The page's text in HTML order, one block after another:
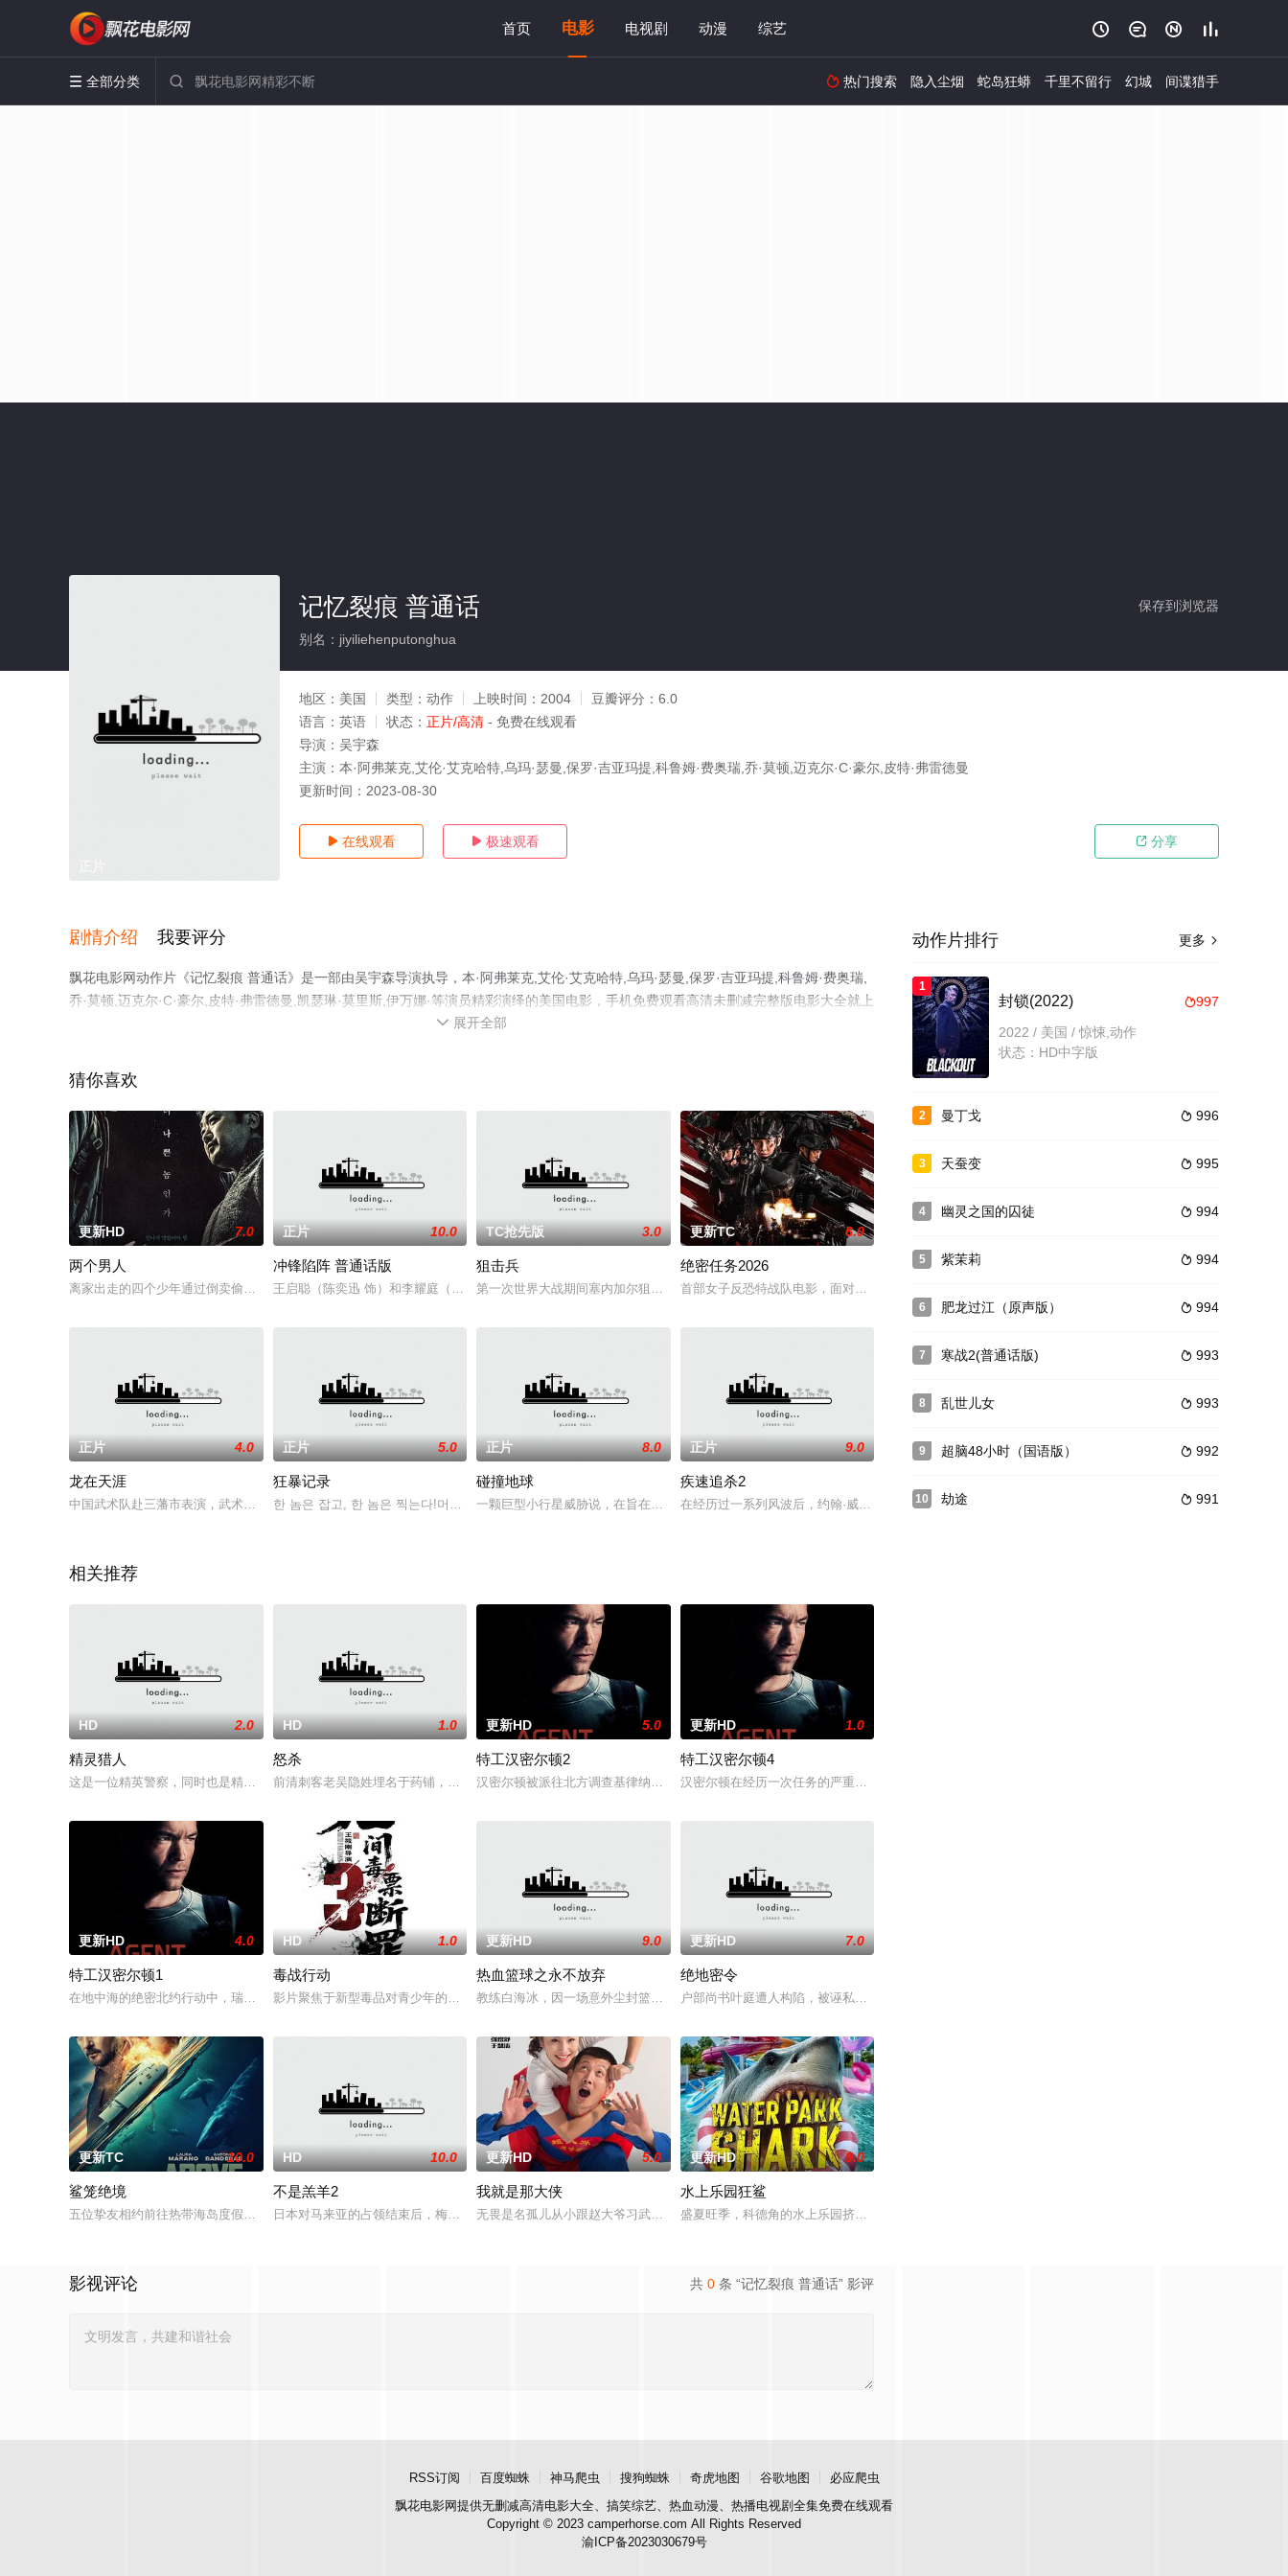
首页 电影 电视剧 动漫 综艺    
 全部分类   热门搜索 隐入尘烟 蛇岛狂蟒 千里不留行 幻城 间谍猎手
保存到浏览器
记忆裂痕 普通话
别名：jiyiliehenputonghua
地区： 美国 类型： 动作 上映时间： 2004 豆瓣评分： 6.0
语言： 英语 状态： 正片/高清 - 免费在线观看
导演： 吴宇森
主演： 本·阿弗莱克,艾伦·艾克哈特,乌玛·瑟曼,保罗·吉亚玛提,科鲁姆·费奥瑞,乔·莫顿,迈克尔·C·豪尔,皮特·弗雷德曼
更新时间： 2023-08-30
 在线观看  极速观看  分享
剧情介绍 我要评分
飘花电影网动作片《记忆裂痕 普通话》是一部由吴宇森导演执导，本·阿弗莱克,艾伦·艾克哈特,乌玛·瑟曼,保罗·吉亚玛提,科鲁姆·费奥瑞,
乔·莫顿,迈克尔·C·豪尔,皮特·弗雷德曼,凯瑟琳·莫里斯,伊万娜·等演员精彩演绎的美国电影，手机免费观看高清未删减完整版电影大全就上
飘花影院，更多剧情信息可移步至豆瓣电影、电视猫或剧情网等平台了解。
 展开全部
猜你喜欢
更新HD 7.0
两个男人
离家出走的四个少年通过倒卖偷来的东西“养家糊口”。当他们靠偷东西过活的日子越来越不好过的时候，为了在这个没有大人能保护他们的残酷社会中生存
正片 10.0
冲锋陷阵 普通话版
王启聪（陈奕迅 饰）和李耀庭（郭富城 饰）是互不认识的重案组探员。聪大大咧咧不修边幅，庭辣手灵敏自命不凡。两个性格各异的警界精英因为一宗案
TC抢先版 3.0
狙击兵
第一次世界大战期间塞内加尔狙击手的故事。
更新TC 6.0
绝密任务2026
首部女子反恐特战队电影，面对恐怖主义恶势力，“最飒女子反恐特战队”临危受命，精英队长陈梓静（于文文
正片 4.0
龙在天涯
中国武术队赴三藩市表演，武术冠军李国南（李连杰 饰）博得满堂喝彩，台下观众席上的阿友（周星驰 饰）大为敬佩。武术团成员王威（狄威 饰）自感
正片 5.0
狂暴记录
한 놈은 잡고, 한 놈은 찍는다!머리에 칼날이 박힌 채 살아가는 난폭한 전직형사와 특종킬러 VJ의 지독한 동행취재!특종 냄새
正片 8.0
碰撞地球
一颗巨型小行星威胁说，在旨在阻止撞击的军事协议失败后，它有可能摧毁地球。
正片 9.0
疾速追杀2
在经历过一系列风波后，约翰·威克（基努·里维斯饰）也重新养了一只健康的狗狗。一心想要退休的约翰·威克
相关推荐
HD 2.0
精灵猎人
这是一位精英警察，同时也是精灵猎手。在调查一系列血腥谋杀案的过程中，他面临着来自超自然界的威胁。为了维护两个世界的平衡，他必须与精灵之王展
HD 1.0
怒杀
前清刺客老吴隐姓埋名于药铺，却为守护单亲母女小茜和依依，被迫出手击杀黑帮一伙而暴露身份。幕后黑手向爷派杀手左轮抓住母女二人要挟并引出老吴。
更新HD 5.0
特工汉密尔顿2
汉密尔顿被派往北方调查基律纳太空项目的间谍行为，同时发现有人从瑞典窃取秘密武器材料。他被调至布鲁塞尔担任国防部长保镖，而叛乱分子
更新HD 1.0
特工汉密尔顿4
汉密尔顿在经历一次任务的严重后果后，陷入了自我毁灭的状态。然而，他被说服去执行他最擅长的任务——
更新HD 4.0
特工汉密尔顿1
在地中海的绝密北约行动中，瑞典攻击潜水员遇害。汉密尔顿，受害者的老友，前往法国土伦军事基地展开调查。他与克里斯汀伪装身份，深入追查案件背景
HD 1.0
毒战行动
影片聚焦于新型毒品对青少年的危害，对社会秩序的破坏为主题，旨在通过电影让观众意识到毒品的可怕，着重塑造了缉毒警察在危险环境中坚守岗位，与毒
更新HD 9.0
热血篮球之永不放弃
教练白海冰，因一场意外尘封篮球梦。为完成病危师兄的嘱托，他接手一支被嘲为“无胜利队”的业余球队。当一群问题少年遇上背负阴影的教练，他
更新HD 7.0
绝地密令
户部尚书叶庭遭人构陷，被诬私贪国库银两，身陷囹圄在即，叶庭急召其子叶护相见。叶护心知父亲蒙冤，却
更新TC 10.0
鲨笼绝境
五位挚友相约前往热带海岛度假，计划在碧蓝海域中体验刺激的鲨鱼笼潜水，同时享受奢靡的派对狂欢。然而他们浑然不知，这趟旅程不过是一场精心布局的
HD 10.0
不是羔羊2
日本对马来亚的占领结束后，梅尔在新加坡的特别行动组担任警察。这一次，他要对付的是黑帮，其中大多数人在鸦片生意方面活动，并且受到腐败官员的保
更新HD 5.0
我就是那大侠
无畏是名孤儿从小跟赵大爷习武收废品，做事一根筋的他总被误解。在经历一次重大事件后，被迫加入保健品公司，实现了自我价值体验到社会存
更新HD 9.0
水上乐园狂鲨
盛夏旺季，科德角的水上乐园挤满了消暑游客，一群凶猛的大白鲨突然闯入园区水域，把整片游乐区变成了开
共 0 条 “记忆裂痕 普通话” 影评
影视评论
更多 
动作片排行
1
997
封锁(2022)
2022 / 美国 / 惊悚,动作
状态：HD中字版
2  996
曼丁戈
3  995
天蚕变
4  994
幽灵之国的囚徒
5  994
紫茉莉
6  994
肥龙过江（原声版）
7  993
寒战2(普通话版)
8  993
乱世儿女
9  992
超脑48小时（国语版）
10  991
劫途
RSS订阅 百度蜘蛛 神马爬虫 搜狗蜘蛛 奇虎地图 谷歌地图
必应爬虫
飘花电影网提供无删减高清电影大全、搞笑综艺、热血动漫、热播电视剧全集免费在线观看
Copyright © 2023 camperhorse.com All Rights Reserved
渝ICP备2023030679号